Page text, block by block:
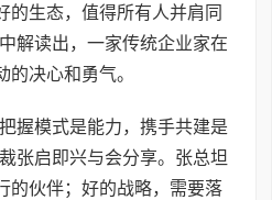
的生态，值得所有人并肩同
解读出，一家传统企业家在
决心和勇气。
握模式是能力，携手共建是
张启即兴与会分享。张总坦
的伙伴；好的战略，需要落